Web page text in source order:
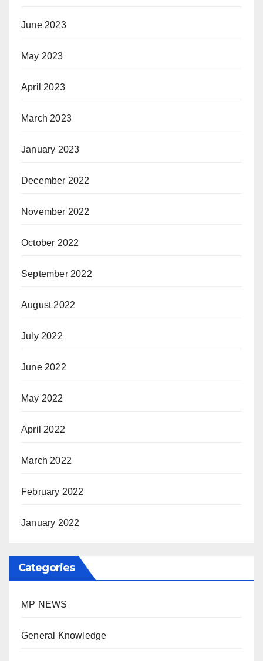
June 2023
May 2023
April 2023
March 2023
January 2023
December 2022
November 2022
October 2022
September 2022
August 2022
July 2022
June 2022
May 2022
April 2022
March 2022
February 2022
January 2022
Categories
MP NEWS
General Knowledge